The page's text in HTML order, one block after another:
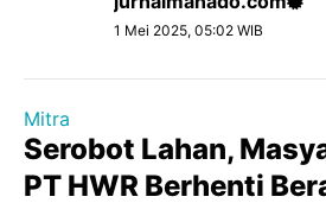
1 Mei 2025, 05:02 WIB
Mitra
Serobot Lahan,
PT HWR Berhenti